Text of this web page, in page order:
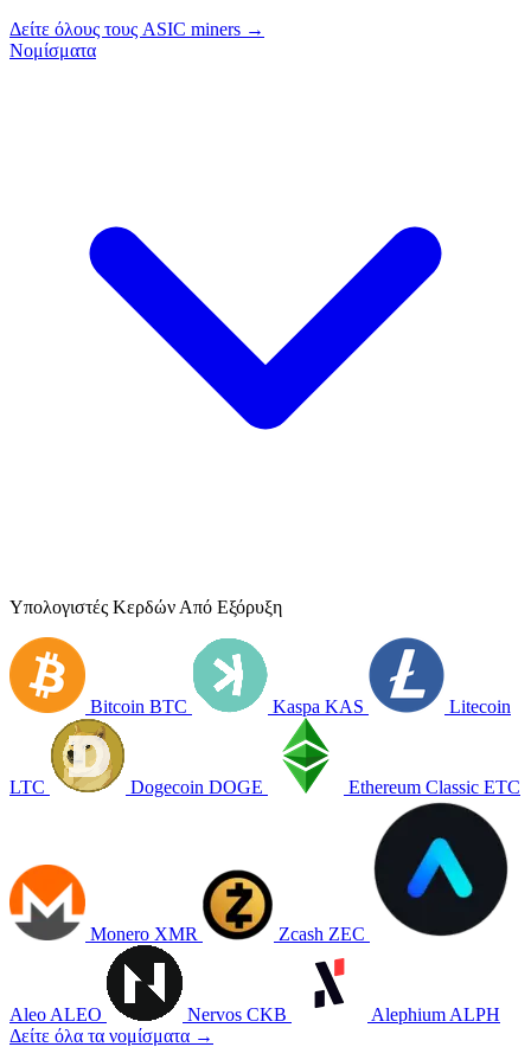
Δείτε όλους τους ASIC miners →
Νομίσματα
Υπολογιστές Κερδών Από Εξόρυξη
Bitcoin BTC Kaspa KAS Litecoin
LTC Dogecoin DOGE Ethereum Classic ETC
Monero XMR Zcash ZEC
Aleo ALEO Nervos CKB Alephium ALPH
Δείτε όλα τα νομίσματα →